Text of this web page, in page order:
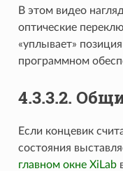
В этом видео
оптические
«уплывает»
программном
4.3.3.2.
Если концевик
состояния
главном окне XiLab